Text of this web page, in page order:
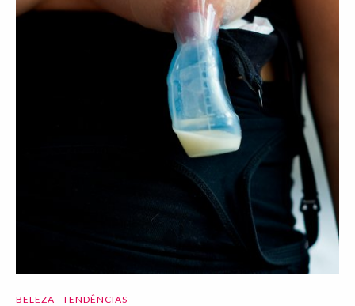
BELEZA TENDÊNCIAS